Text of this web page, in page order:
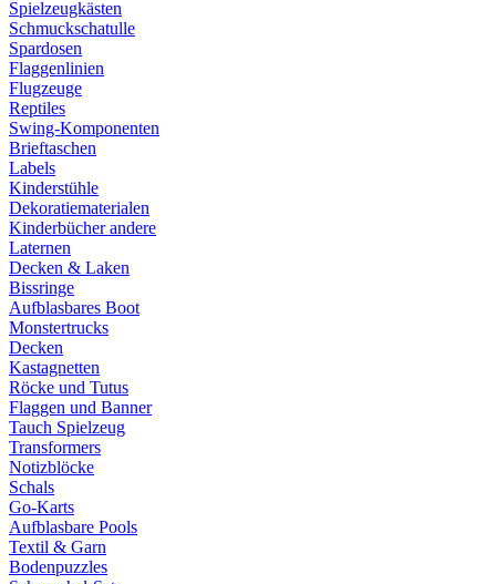
Spielzeugkästen
Schmuckschatulle
Spardosen
Flaggenlinien
Flugzeuge
Reptiles
Swing-Komponenten
Brieftaschen
Labels
Kinderstühle
Dekoratiematerialen
Kinderbücher andere
Laternen
Decken & Laken
Bissringe
Aufblasbares Boot
Monstertrucks
Decken
Kastagnetten
Röcke und Tutus
Flaggen und Banner
Tauch Spielzeug
Transformers
Notizblöcke
Schals
Go-Karts
Aufblasbare Pools
Textil & Garn
Bodenpuzzles